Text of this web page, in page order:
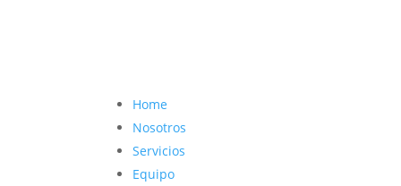
Home
Nosotros
Servicios
Equipo